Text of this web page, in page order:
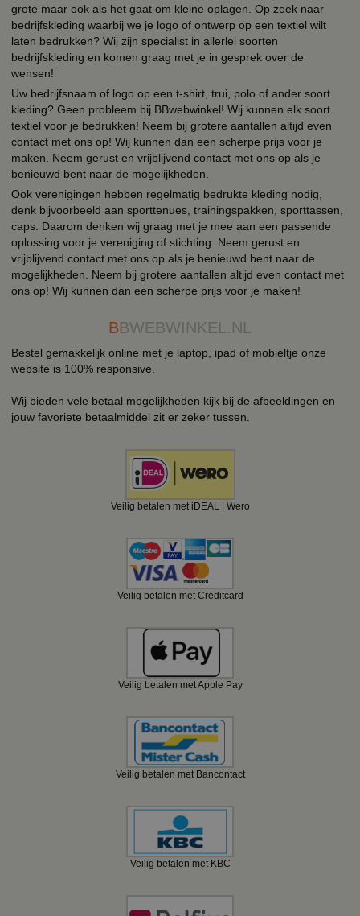
grote maar ook als het gaat om kleine oplagen. Op zoek naar
bedrijfskleding waarbij we je logo of ontwerp op een textiel wilt
laten bedrukken? Wij zijn specialist in allerlei soorten
bedrijfskleding en komen graag met je in gesprek over de
wensen!
Uw bedrijfsnaam of logo op een t-shirt, trui, polo of ander soort
kleding? Geen probleem bij BBwebwinkel! Wij kunnen elk soort
textiel voor je bedrukken! Neem bij grotere aantallen altijd even
contact met ons op! Wij kunnen dan een scherpe prijs voor je
maken. Neem gerust en vrijblijvend contact met ons op als je
benieuwd bent naar de mogelijkheden.
Ook verenigingen hebben regelmatig bedrukte kleding nodig,
denk bijvoorbeeld aan sporttenues, trainingspakken, sporttassen,
caps. Daarom denken wij graag met je mee aan een passende
oplossing voor je vereniging of stichting. Neem gerust en
vrijblijvend contact met ons op als je benieuwd bent naar de
mogelijkheden. Neem bij grotere aantallen altijd even contact met
ons op! Wij kunnen dan een scherpe prijs voor je maken!
BBWEBWINKEL.NL
Bestel gemakkelijk online met je laptop, ipad of mobieltje onze
website is 100% responsive.
Wij bieden vele betaal mogelijkheden kijk bij de afbeeldingen en
jouw favoriete betaalmiddel zit er zeker tussen.
Veilig betalen met iDEAL | Wero
Veilig betalen met Creditcard
Veilig betalen met Apple Pay
Veilig betalen met Bancontact
Veilig betalen met KBC